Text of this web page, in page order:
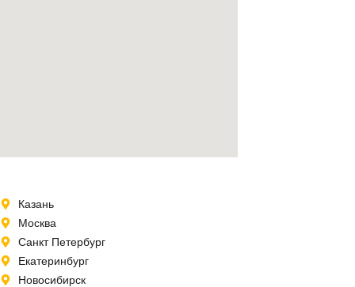
Казань
Москва
Санкт Петербург
Екатеринбург
Новосибирск